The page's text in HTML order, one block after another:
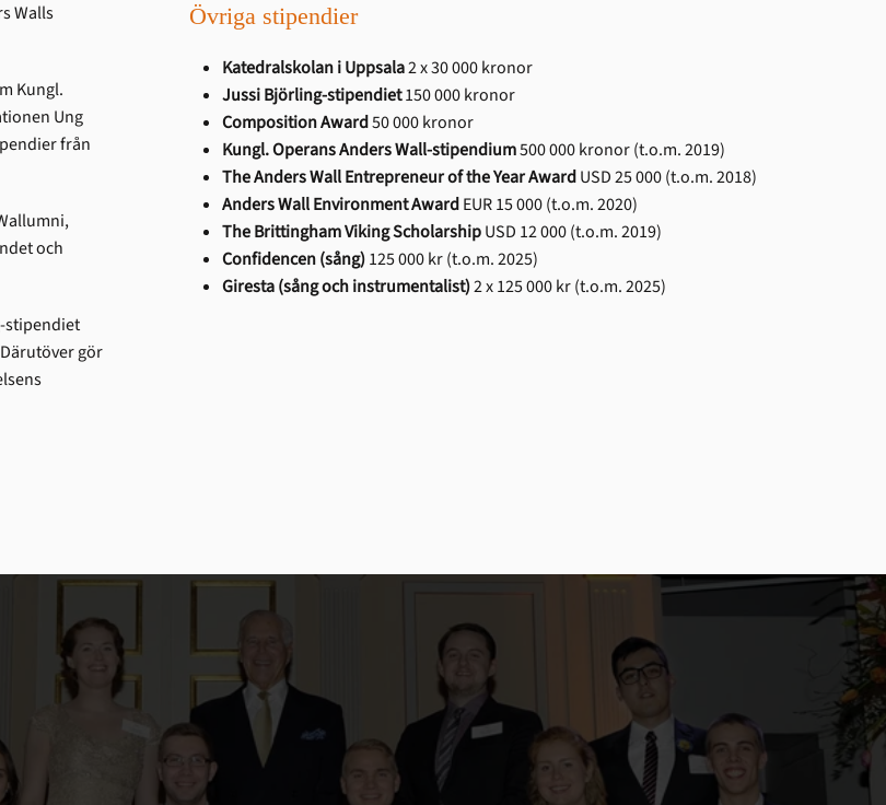
Walls
Kungl.
Ung
från
och
stipendiet
gör
Övriga stipendier
Katedralskolan i Uppsala2 x 30 000 kronor
Jussi Björling-stipendiet150 000 kronor
Composition Award50 000 kronor
Kungl. Operans Anders Wall-stipendium500 000 kronor (t.o.m. 2019)
The Anders Wall Entrepreneur of the Year AwardUSD 25 000 (t.o.m. 2018)
Anders Wall Environment AwardEUR 15 000 (t.o.m. 2020)
The Brittingham Viking ScholarshipUSD 12 000 (t.o.m. 2019)
Confidencen (sång)125 000 kr (t.o.m. 2025)
Giresta (sång och instrumentalist)2 x 125 000 kr (t.o.m. 2025)